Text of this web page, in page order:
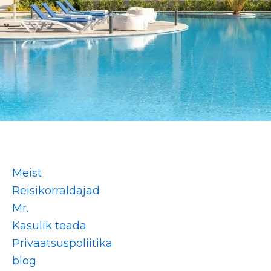
Meist
Reisikorraldajad
Mr.
Kasulik teada
Privaatsuspoliitika
blog